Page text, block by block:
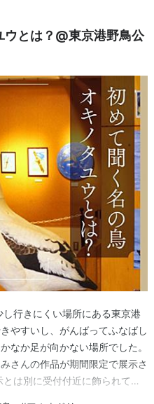
ウとは？@東京港野鳥公
行きにくい場所にある東京港
やすいし、がんばってふなばし
なか足が向かない場所でした。
さんの作品が期間限定で展示さ
は別に受付付近に飾られてい